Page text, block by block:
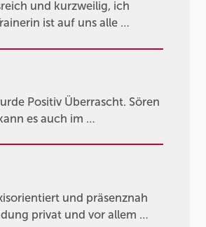
und kurzweilig, ich
ist auf uns alle …
Positiv Überrascht. Sören
es auch im …
und präsenznah
privat und vor allem …